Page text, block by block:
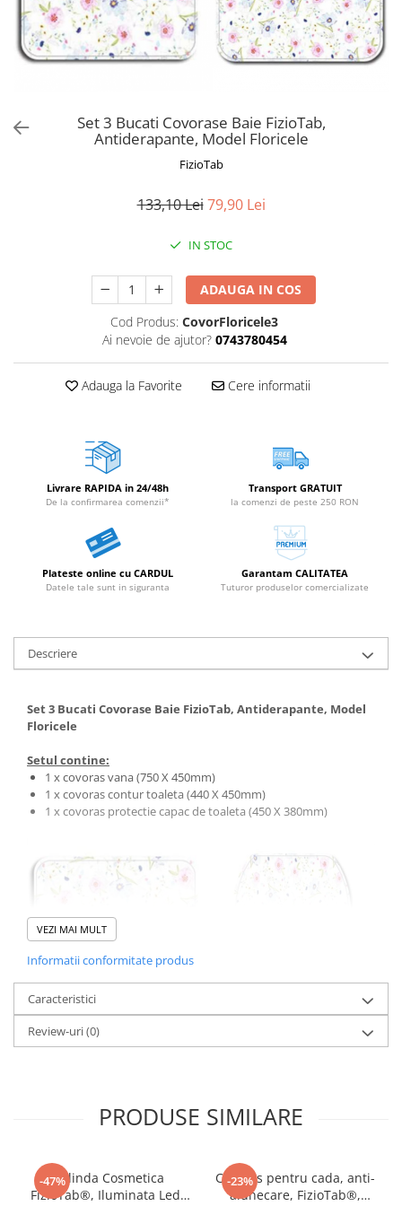
Husa protectie scaun auto
Suporti uscare biberoane
Vesela copii
Set 3 Bucati Covorase Baie FizioTab,
Antiderapante, Model Floricele
FizioTab
133,10 Lei 79,90 Lei
IN STOC
ADAUGA IN COS
Cod Produs: CovorFloricele3
Ai nevoie de ajutor? 0743780454
Adauga la Favorite Cere informatii
Livrare RAPIDA in 24/48h
De la confirmarea comenzii*
Transport GRATUIT
la comenzi de peste 250 RON
Plateste online cu CARDUL
Datele tale sunt in siguranta
Garantam CALITATEA
Tuturor produselor comercializate
Descriere
Set 3 Bucati Covorase Baie FizioTab, Antiderapante, Model
Floricele
Setul contine:
1 x covoras vana (750 X 450mm)
1 x covoras contur toaleta (440 X 450mm)
1 x covoras protectie capac de toaleta (450 X 380mm)
Caracteristici:
VEZI MAI MULT
Informatii conformitate produs
Caracteristici
Review-uri(0)
PRODUSE SIMILARE
-47%Oglinda Cosmetica
FizioTab®, Iluminata Led,
-23%
Covoras pentru cada, anti-
alunecare, FizioTab®,